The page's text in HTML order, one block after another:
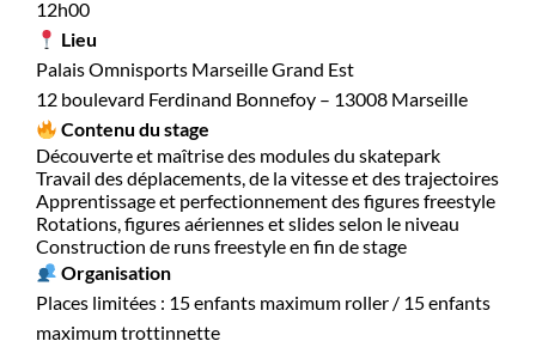
12h00
Lieu
Palais Omnisports Marseille Grand Est
12 boulevard Ferdinand Bonnefoy – 13008 Marseille
Contenu du stage
Découverte et maîtrise des modules du skatepark
Travail des déplacements, de la vitesse et des trajectoires
Apprentissage et perfectionnement des figures freestyle
Rotations, figures aériennes et slides selon le niveau
Construction de runs freestyle en fin de stage
Organisation
Places limitées : 15 enfants maximum roller / 15 enfants
maximum trottinnette